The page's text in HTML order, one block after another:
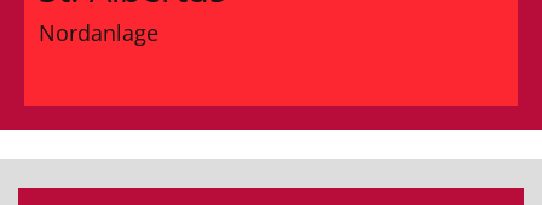
Nordanlage